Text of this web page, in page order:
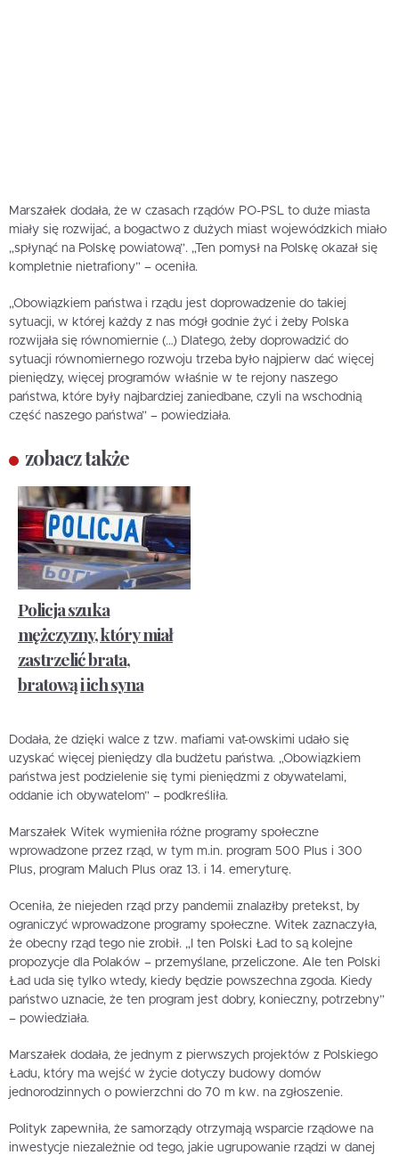
Marszałek dodała, że w czasach rządów PO-PSL to duże miasta
miały się rozwijać, a bogactwo z dużych miast wojewódzkich miało
„spłynąć na Polskę powiatową”. „Ten pomysł na Polskę okazał się
kompletnie nietrafiony” – oceniła.
„Obowiązkiem państwa i rządu jest doprowadzenie do takiej
sytuacji, w której każdy z nas mógł godnie żyć i żeby Polska
rozwijała się równomiernie (…) Dlatego, żeby doprowadzić do
sytuacji równomiernego rozwoju trzeba było najpierw dać więcej
pieniędzy, więcej programów właśnie w te rejony naszego
państwa, które były najbardziej zaniedbane, czyli na wschodnią
część naszego państwa” – powiedziała.
zobacz także
Policja szuka
mężczyzny, który miał
zastrzelić brata,
bratową i ich syna
Dodała, że dzięki walce z tzw. mafiami vat-owskimi udało się
uzyskać więcej pieniędzy dla budżetu państwa. „Obowiązkiem
państwa jest podzielenie się tymi pieniędzmi z obywatelami,
oddanie ich obywatelom” – podkreśliła.
Marszałek Witek wymieniła różne programy społeczne
wprowadzone przez rząd, w tym m.in. program 500 Plus i 300
Plus, program Maluch Plus oraz 13. i 14. emeryturę.
Oceniła, że niejeden rząd przy pandemii znalazłby pretekst, by
ograniczyć wprowadzone programy społeczne. Witek zaznaczyła,
że obecny rząd tego nie zrobił. „I ten Polski Ład to są kolejne
propozycje dla Polaków – przemyślane, przeliczone. Ale ten Polski
Ład uda się tylko wtedy, kiedy będzie powszechna zgoda. Kiedy
państwo uznacie, że ten program jest dobry, konieczny, potrzebny”
– powiedziała.
Marszałek dodała, że jednym z pierwszych projektów z Polskiego
Ładu, który ma wejść w życie dotyczy budowy domów
jednorodzinnych o powierzchni do 70 m kw. na zgłoszenie.
Polityk zapewniła, że samorządy otrzymają wsparcie rządowe na
inwestycje niezależnie od tego, jakie ugrupowanie rządzi w danej